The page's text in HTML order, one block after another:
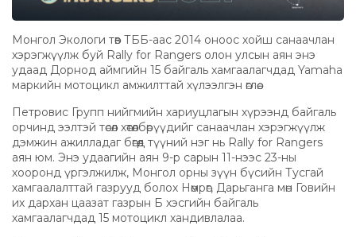
Монгол Экологи төв ТББ-аас 2014 оноос хойш санаачлан
хэрэгжүүлж буй Rally for Rangers олон улсын аян энэ
удаад Дорнод аймгийн 15 байгаль хамгаалагчдад Yamaha
маркийн мотоцикл амжилттай хүлээлгэн өглөө.
Петровис Групп нийгмийн хариуцлагын хүрээнд байгаль
орчинд ээлтэй төсөл хөтөлбөрүүдийг санаачлан хэрэгжүүлж
дэмжин ажилладаг бөгөөд түүний нэг нь Rally for Rangers
аян юм. Энэ удаагийн аян 9-р сарын 11-нээс 23-ны
хооронд үргэлжилж, Монгол орны зүүн бүсийн Тусгай
хамгаалалттай газрууд болох Нөмрөг, Дарьганга мөн Говийн
их дархан цаазат газрын Б хэсгийн байгаль
хамгаалагчдад 15 мотоцикл хандивлалаа.